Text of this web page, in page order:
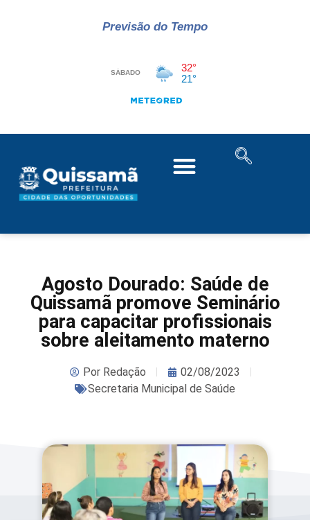
Previsão do Tempo
Agosto Dourado: Saúde de
Quissamã promove Seminário
para capacitar profissionais
sobre aleitamento materno
PorRedação
02/08/2023
Secretaria Municipal de Saúde